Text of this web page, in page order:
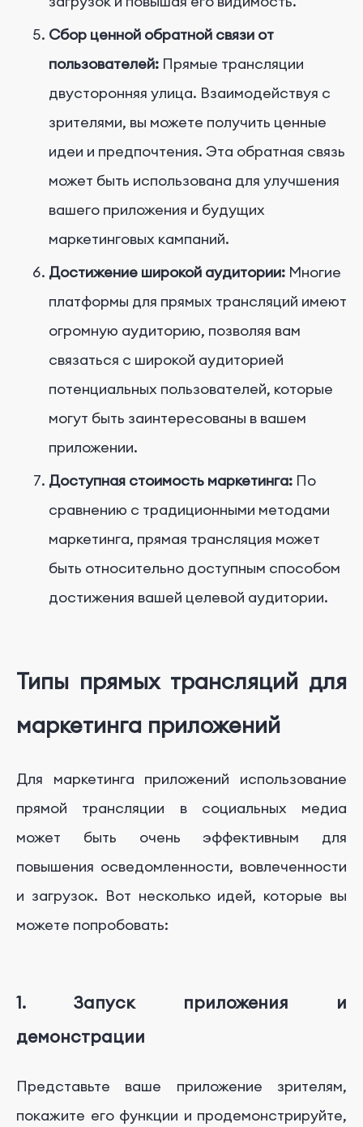
Сбор ценной обратной связи от
пользователей: Прямые трансляции
двусторонняя улица. Взаимодействуя с
зрителями, вы можете получить ценные
идеи и предпочтения. Эта обратная связь
может быть использована для улучшения
вашего приложения и будущих
маркетинговых кампаний.
Достижение широкой аудитории: Многие
платформы для прямых трансляций имеют
огромную аудиторию, позволяя вам
связаться с широкой аудиторией
потенциальных пользователей, которые
могут быть заинтересованы в вашем
приложении.
Доступная стоимость маркетинга: По
сравнению с традиционными методами
маркетинга, прямая трансляция может
быть относительно доступным способом
достижения вашей целевой аудитории.
Типы прямых трансляций для
маркетинга приложений
Для маркетинга приложений использование
прямой трансляции в социальных медиа
может быть очень эффективным для
повышения осведомленности, вовлеченности
и загрузок. Вот несколько идей, которые вы
можете попробовать:
1. Запуск приложения и
демонстрации
Представьте ваше приложение зрителям,
покажите его функции и продемонстрируйте,